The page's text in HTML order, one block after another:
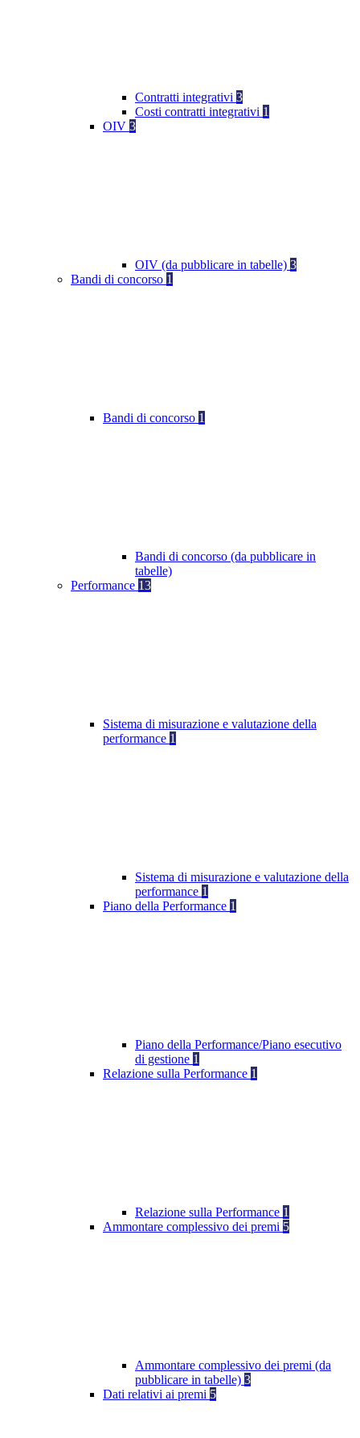
Contratti integrativi 3
Costi contratti integrativi 1
OIV 3
OIV (da pubblicare in tabelle) 3
Bandi di concorso 1
Bandi di concorso 1
Bandi di concorso (da pubblicare in
tabelle)
Performance 13
Sistema di misurazione e valutazione della
performance 1
Sistema di misurazione e valutazione della
performance 1
Piano della Performance 1
Piano della Performance/Piano esecutivo
di gestione 1
Relazione sulla Performance 1
Relazione sulla Performance 1
Ammontare complessivo dei premi 5
Ammontare complessivo dei premi (da
pubblicare in tabelle) 3
Dati relativi ai premi 5